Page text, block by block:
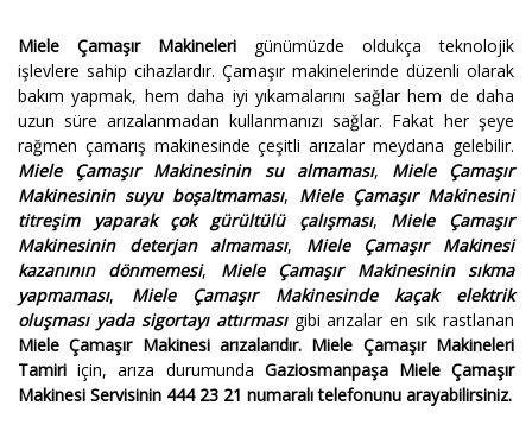
Miele Çamaşır Makineleri günümüzde oldukça teknolojik
işlevlere sahip cihazlardır. Çamaşır makinelerinde düzenli olarak
bakım yapmak, hem daha iyi yıkamalarını sağlar hem de daha
uzun süre arızalanmadan kullanmanızı sağlar. Fakat her şeye
rağmen çamarış makinesinde çeşitli arızalar meydana gelebilir.
Miele Çamaşır Makinesinin su almaması, Miele Çamaşır
Makinesinin suyu boşaltmaması, Miele Çamaşır Makinesini
titreşim yaparak çok gürültülü çalışması, Miele Çamaşır
Makinesinin deterjan almaması, Miele Çamaşır Makinesi
kazanının dönmemesi, Miele Çamaşır Makinesinin sıkma
yapmaması, Miele Çamaşır Makinesinde kaçak elektrik
oluşması yada sigortayı attırmasıgibi arızalar en sık rastlanan
Miele Çamaşır Makinesi arızalarıdır. Miele Çamaşır Makineleri
Tamiri için, arıza durumunda Gaziosmanpaşa Miele Çamaşır
Makinesi Servisinin 444 23 21 numaralı telefonunu arayabilirsiniz.